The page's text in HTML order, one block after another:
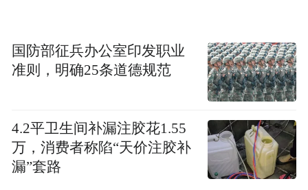
▲ IT之家开箱：荣耀 80 GT 流光幻镜
“特别声明：以上作品内容(包括在内的视频、图片或音
频)为凤凰网旗下自媒体平台“大风号”用户上传并发
布，本平台仅提供信息存储空间服务。
Notice: The content above (including the videos,
pictures and audios if any) is uploaded and posted
by the user of Dafeng Hao, which is a social media
platform and merely provides information storage
国防部征兵办公室印发职业
准则，明确25条道德规范
4.2平卫生间补漏注胶花1.55
万，消费者称陷“天价注胶补
漏”套路